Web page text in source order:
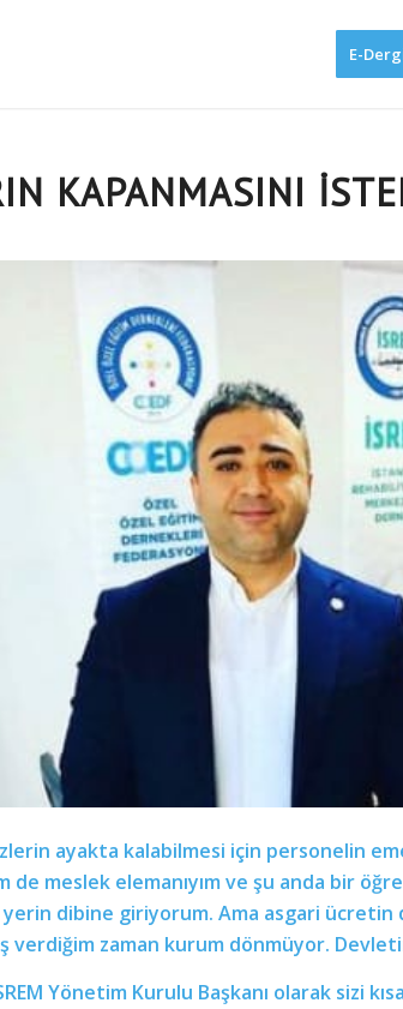
E-
KAPANMASINI
ayakta kalabilmesi için personelin
de meslek elemanıyım ve şu anda bir
dibine giriyorum. Ama asgari ücretin
verdiğim zaman kurum dönmüyor.
Yönetim Kurulu Başkanı olarak sizi